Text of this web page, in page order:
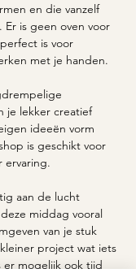
en die vanzelf
is geen oven voor
is voor
met je handen.
je lekker creatief
ideeën vorm
is geschikt voor
ervaring.
aan de lucht
middag vooral
van je stuk
project wat iets
mogelijk ook tijd